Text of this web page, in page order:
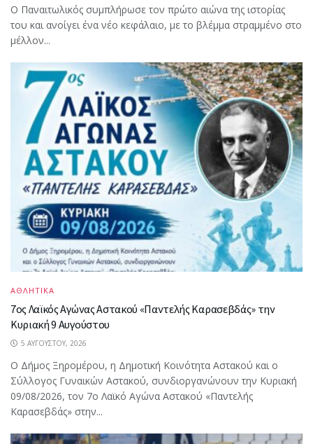
Ο Παναιτωλικός συμπλήρωσε τον πρώτο αιώνα της ιστορίας
του και ανοίγει ένα νέο κεφάλαιο, με το βλέμμα στραμμένο στο
μέλλον...
ΑΘΛΗΤΙΚΑ
7ος Λαϊκός Αγώνας Αστακού «Παντελής Καρασεβδάς» την
Κυριακή 9 Αυγούστου
5 ΑΥΓΟΎΣΤΟΥ, 2026
Ο Δήμος Ξηρομέρου, η Δημοτική Κοινότητα Αστακού και ο
Σύλλογος Γυναικών Αστακού, συνδιοργανώνουν την Κυριακή
09/08/2026, τον 7ο Λαϊκό Αγώνα Αστακού «Παντελής
Καρασεβδάς» στην...